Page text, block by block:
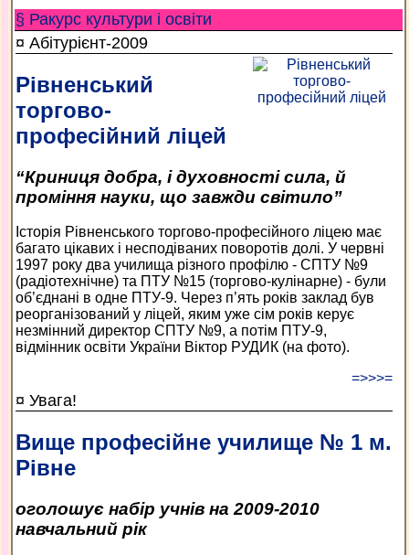
§ Ракурс культури і освіти
¤ Абітурієнт-2009
Рівненський
торгово-
професійний ліцей
“Криниця добра, і духовності сила, й
проміння науки, що завжди світило”
Історія Рівненського торгово-професійного ліцею має
багато цікавих і несподіваних поворотів долі. У червні
1997 року два училища різного профілю - СПТУ №9
(радіотехнічне) та ПТУ №15 (торгово-кулінарне) - були
об’єднані в одне ПТУ-9. Через п’ять років заклад був
реорганізований у ліцей, яким уже сім років керує
незмінний директор СПТУ №9, а потім ПТУ-9,
відмінник освіти України Віктор РУДИК (на фото).
=>>>=
¤ Увага!
Вище професійне училище № 1 м.
Рівне
оголошує набір учнів на 2009-2010
навчальний рік